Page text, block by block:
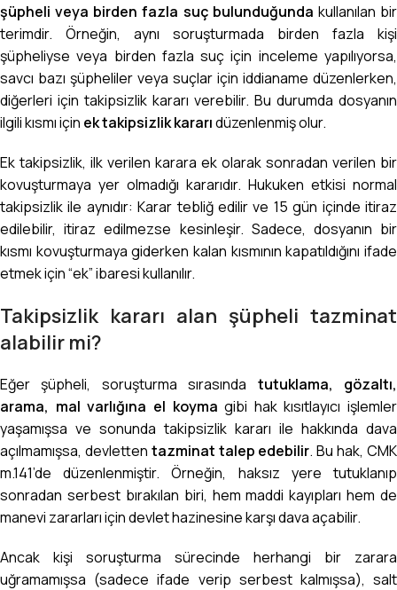
şüpheli veya birden fazla suç bulunduğunda kullanılan bir
terimdir. Örneğin, aynı soruşturmada birden fazla kişi
şüpheliyse veya birden fazla suç için inceleme yapılıyorsa,
savcı bazı şüpheliler veya suçlar için iddianame düzenlerken,
diğerleri için takipsizlik kararı verebilir. Bu durumda dosyanın
ilgili kısmı için ek takipsizlik kararıdüzenlenmiş olur.
Ek takipsizlik, ilk verilen karara ek olarak sonradan verilen bir
kovuşturmaya yer olmadığı kararıdır. Hukuken etkisi normal
takipsizlik ile aynıdır: Karar tebliğ edilir ve 15 gün içinde itiraz
edilebilir, itiraz edilmezse kesinleşir. Sadece, dosyanın bir
kısmı kovuşturmaya giderken kalan kısmının kapatıldığını ifade
etmek için “ek” ibaresi kullanılır.
Takipsizlik kararı alan şüpheli tazminat
alabilir mi?
Eğer şüpheli, soruşturma sırasında tutuklama, gözaltı,
arama, mal varlığına el koyma gibi hak kısıtlayıcı işlemler
yaşamışsa ve sonunda takipsizlik kararı ile hakkında dava
açılmamışsa, devletten tazminat talep edebilir. Bu hak, CMK
m.141’de düzenlenmiştir. Örneğin, haksız yere tutuklanıp
sonradan serbest bırakılan biri, hem maddi kayıpları hem de
manevi zararları için devlet hazinesine karşı dava açabilir.
Ancak kişi soruşturma sürecinde herhangi bir zarara
uğramamışsa (sadece ifade verip serbest kalmışsa), salt